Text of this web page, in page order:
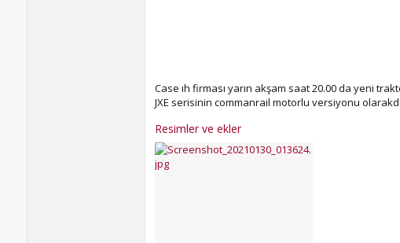
Case ıh firması yarın akşam saat 20.00 da yeni
JXE serisinin commanrail motorlu versiyonu
Resimler ve ekler